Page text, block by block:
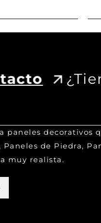
paneles decorativos
de Piedra,
muy realista.